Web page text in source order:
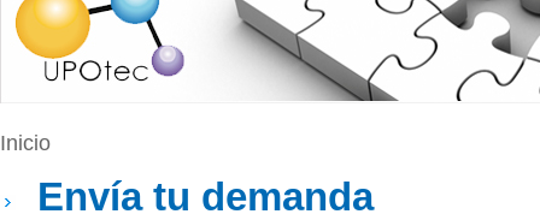
Inicio
Envía tu demanda